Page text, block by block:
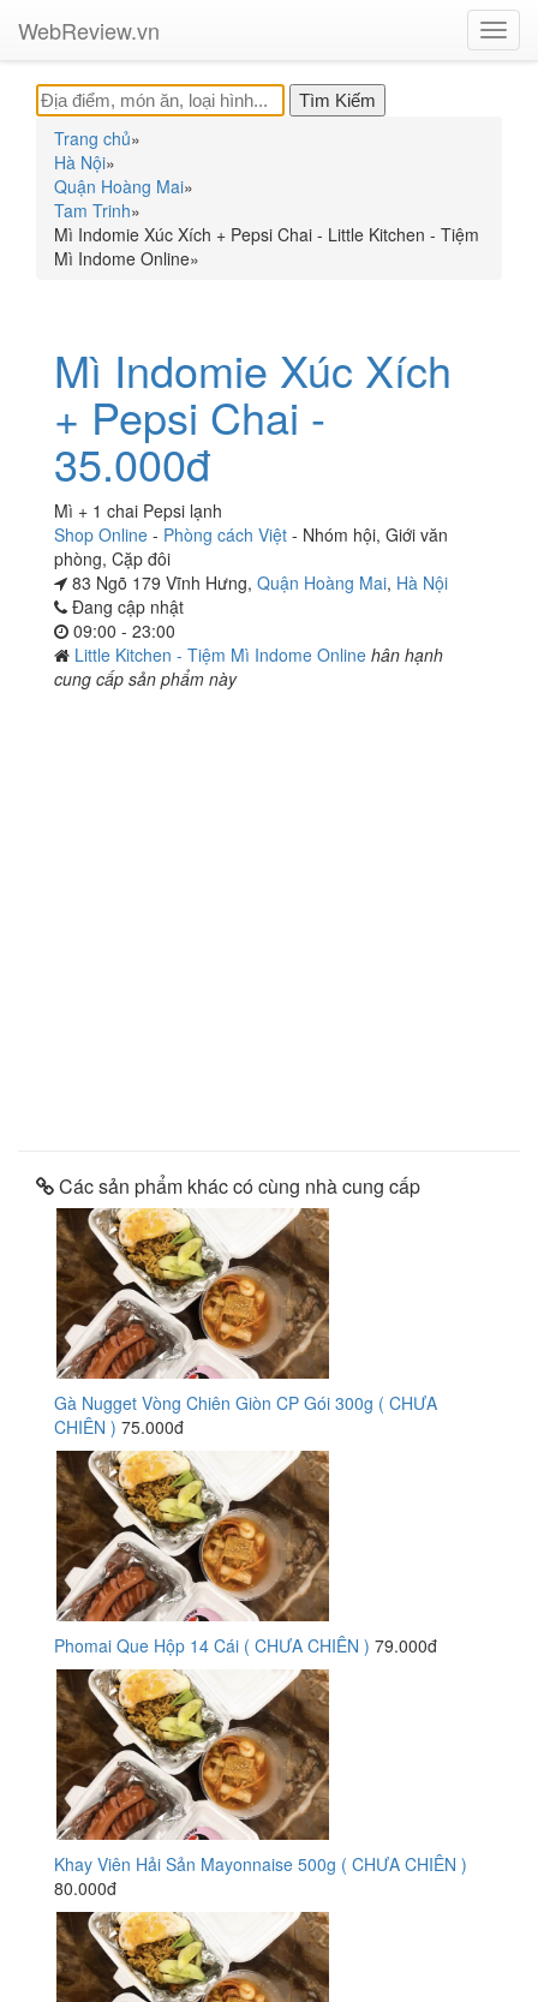
WebReview.vn
Trang chủ»
Hà Nội»
Quận Hoàng Mai»
Tam Trinh»
Mì Indomie Xúc Xích + Pepsi Chai - Little Kitchen - Tiệm
Mì Indome Online»
Mì Indomie Xúc Xích
+ Pepsi Chai -
35.000đ
Mì + 1 chai Pepsi lạnh
Shop Online - Phòng cách Việt - Nhóm hội, Giới văn
phòng, Cặp đôi
83 Ngõ 179 Vĩnh Hưng, Quận Hoàng Mai, Hà Nội
Đang cập nhật
09:00 - 23:00
Little Kitchen - Tiệm Mì Indome Online hân hạnh
cung cấp sản phẩm này
Các sản phẩm khác có cùng nhà cung cấp
Gà Nugget Vòng Chiên Giòn CP Gói 300g ( CHƯA
CHIÊN ) 75.000đ
Phomai Que Hộp 14 Cái ( CHƯA CHIÊN ) 79.000đ
Khay Viên Hải Sản Mayonnaise 500g ( CHƯA CHIÊN )
80.000đ